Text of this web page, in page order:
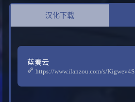
汉化下载
蓝奏云
https://www.ilanzou.com/s/Kigwev4S